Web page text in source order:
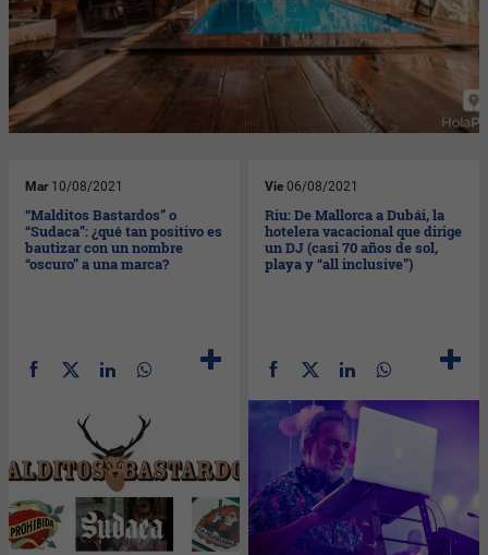
Mar 10/08/2021
“Malditos Bastardos” o
“Sudaca”: ¿qué tan positivo es
bautizar con un nombre
“oscuro” a una marca?
Vie 06/08/2021
Riu: De Mallorca a Dubái, la
hotelera vacacional que dirige
un DJ (casi 70 años de sol,
playa y “all inclusive”)